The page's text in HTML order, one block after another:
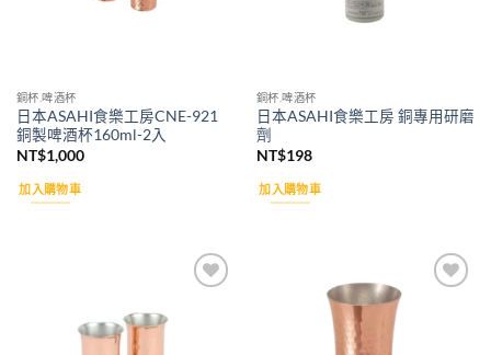
銅杯.啤酒杯
日本ASAHI食樂工房CNE-921
銅製啤酒杯160ml-2入
NT$1,000
加入購物車
銅杯.啤酒杯
日本ASAHI食樂工房 銅專用研磨
劑
NT$198
加入購物車